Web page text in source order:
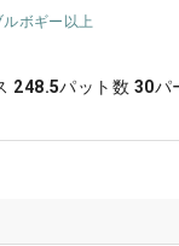
ルボギー以上
248.5パット数 30パ